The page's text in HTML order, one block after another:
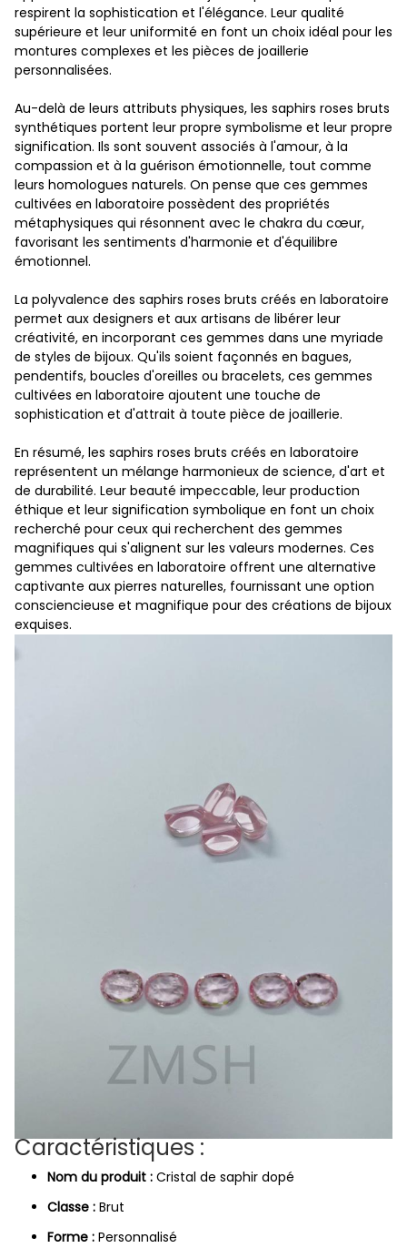
respirent la sophistication et l'élégance. Leur qualité
supérieure et leur uniformité en font un choix idéal pour les
montures complexes et les pièces de joaillerie
personnalisées.
Au-delà de leurs attributs physiques, les saphirs roses bruts
synthétiques portent leur propre symbolisme et leur propre
signification. Ils sont souvent associés à l'amour, à la
compassion et à la guérison émotionnelle, tout comme
leurs homologues naturels. On pense que ces gemmes
cultivées en laboratoire possèdent des propriétés
métaphysiques qui résonnent avec le chakra du cœur,
favorisant les sentiments d'harmonie et d'équilibre
émotionnel.
La polyvalence des saphirs roses bruts créés en laboratoire
permet aux designers et aux artisans de libérer leur
créativité, en incorporant ces gemmes dans une myriade
de styles de bijoux. Qu'ils soient façonnés en bagues,
pendentifs, boucles d'oreilles ou bracelets, ces gemmes
cultivées en laboratoire ajoutent une touche de
sophistication et d'attrait à toute pièce de joaillerie.
En résumé, les saphirs roses bruts créés en laboratoire
représentent un mélange harmonieux de science, d'art et
de durabilité. Leur beauté impeccable, leur production
éthique et leur signification symbolique en font un choix
recherché pour ceux qui recherchent des gemmes
magnifiques qui s'alignent sur les valeurs modernes. Ces
gemmes cultivées en laboratoire offrent une alternative
captivante aux pierres naturelles, fournissant une option
consciencieuse et magnifique pour des créations de bijoux
exquises.
Caractéristiques :
Nom du produit : Cristal de saphir dopé
Classe : Brut
Forme : Personnalisé